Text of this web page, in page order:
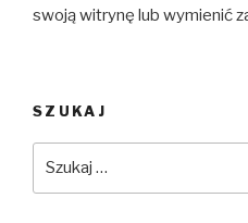
swoją witrynę lub wymienić
SZUKAJ